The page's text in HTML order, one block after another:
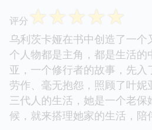
评分 ☆☆☆☆☆
乌利茨卡娅在书中创造了一个
个人物都是主角，都是生活的
亚，一个修行者的故事，先入
劳作、毫无抱怨，照顾了叶
三代人的生活，她是一个老
候，就来搭理她家的生活，陪